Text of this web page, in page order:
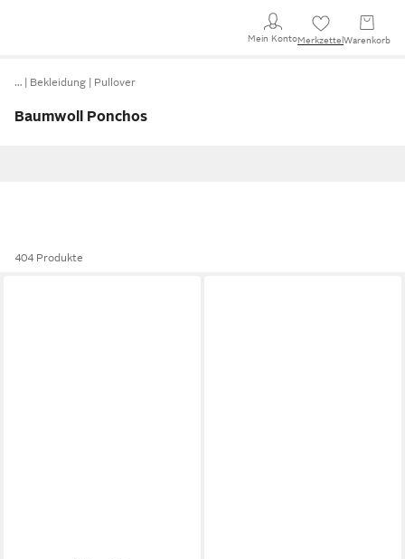
Mein KontoMerkzettel Warenkorb
… Bekleidung Pullover
Baumwoll Ponchos
404 Produkte